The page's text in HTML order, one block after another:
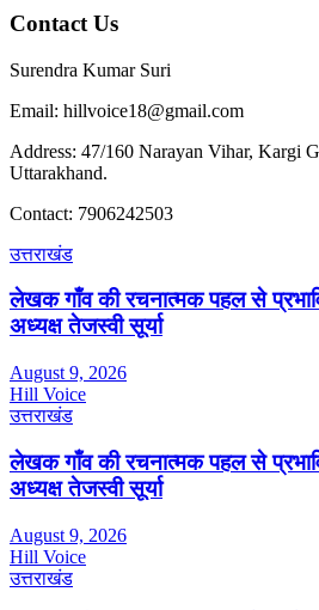
Contact Us
Surendra Kumar Suri
Email: hillvoice18@gmail.com
Address: 47/160 Narayan Vihar, Kargi
Uttarakhand.
Contact: 7906242503
उत्तराखंड
लेखक गाँव की रचनात्मक पहल से
अध्यक्ष तेजस्वी सूर्या
August 9, 2026
Hill Voice
उत्तराखंड
लेखक गाँव की रचनात्मक पहल से
अध्यक्ष तेजस्वी सूर्या
August 9, 2026
Hill Voice
उत्तराखंड